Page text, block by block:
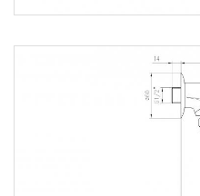
prestazione accessoria